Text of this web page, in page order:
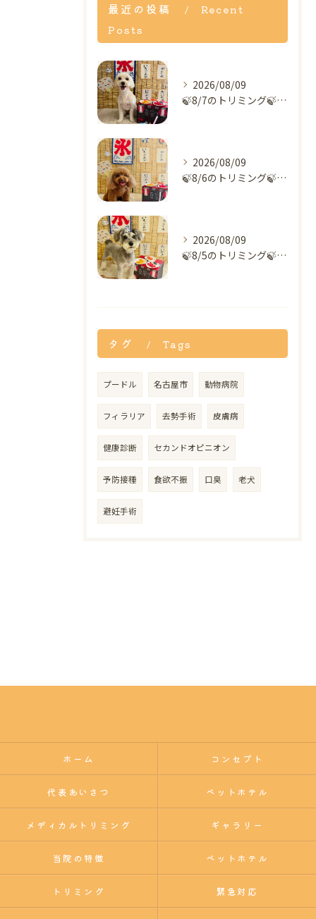
最近の投稿
Recent
Posts
2026/08/09
🍃8/7のトリミング🍃ミックス犬🐶｜名東区・千種区・守山区の...
2026/08/09
🍃8/6のトリミング🍃プードル🐶｜名東区・千種区・守山区の動...
2026/08/09
🍃8/5のトリミング🍃シュナウザー🐶｜名東区・千種区・守山区...
タグ Tags
プードル 名古屋市 動物病院
フィラリア 去勢手術 皮膚病
健康診断 セカンドオピニオン
予防接種 食欲不振 口臭 老犬
避妊手術
ホーム コンセプト
代表あいさつ ペットホテル
メディカルトリミング ギャラリー
当院の特徴 ペットホテル
トリミング 緊急対応